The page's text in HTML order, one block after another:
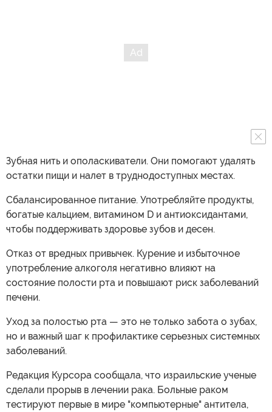
Зубная нить и ополаскиватели. Они помогают удалять
остатки пищи и налет в труднодоступных местах.
Сбалансированное питание. Употребляйте продукты,
богатые кальцием, витамином D и антиоксидантами,
чтобы поддерживать здоровье зубов и десен.
Отказ от вредных привычек. Курение и избыточное
употребление алкоголя негативно влияют на
состояние полости рта и повышают риск заболеваний
печени.
Уход за полостью рта — это не только забота о зубах,
но и важный шаг к профилактике серьезных системных
заболеваний.
Редакция Курсора сообщала, что израильские ученые
сделали прорыв в лечении рака. Больные раком
тестируют первые в мире "компьютерные" антитела,